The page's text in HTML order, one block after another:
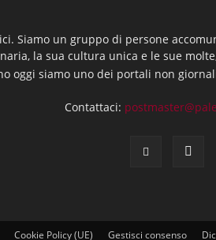
Siamo un gruppo di persone
la sua cultura unica e le sue
oggi siamo uno dei portali non
Contattaci:
Cookie Policy (UE) Gestisci consenso